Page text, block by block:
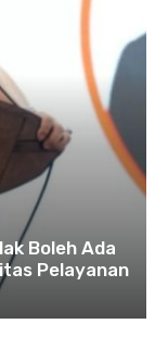
Boleh Ada
Pelayanan